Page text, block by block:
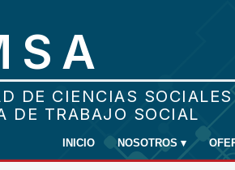
INICIO NOSOTROS ▾